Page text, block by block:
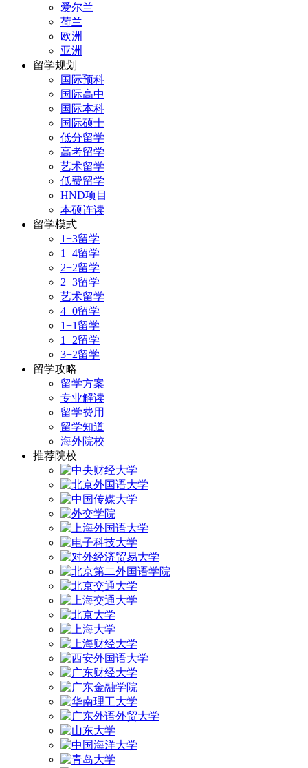
爱尔兰
荷兰
欧洲
亚洲
留学规划
国际预科
国际高中
国际本科
国际硕士
低分留学
高考留学
艺术留学
低费留学
HND项目
本硕连读
留学模式
1+3留学
1+4留学
2+2留学
2+3留学
艺术留学
4+0留学
1+1留学
1+2留学
3+2留学
留学攻略
留学方案
专业解读
留学费用
留学知道
海外院校
推荐院校